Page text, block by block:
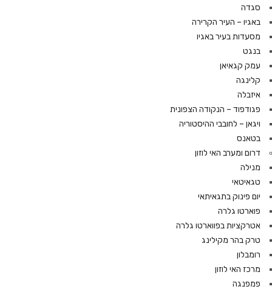
סגדה
באגיו – העיר הקרירה
מסעדות בעיר באגיו
בנגט
עמק קגאיאן
קלינגה
איזבלה
פגודפוד – הנקודה הצפונית
ויגאן – לחובבי ההיסטוריה
בטאנס
דרום ומערב האי לוזון
מנילה
טגאיטאי
יום פינוק בתגאיתאי
פוארטו גלרה
אטרקציות בפווארטו גלרה
טרק בהר מקילינג
רומבלון
מרכז האי לוזון
פמפנגה